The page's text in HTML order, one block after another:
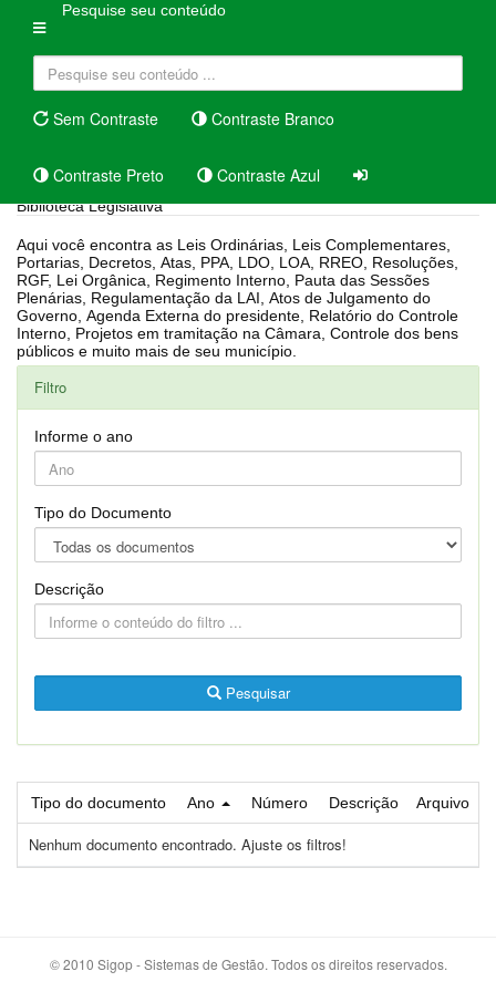
Pesquise seu conteúdo
Sem Contraste Contraste Branco
Contraste Preto Contraste Azul
Biblioteca Legislativa
Aqui você encontra as Leis Ordinárias, Leis Complementares,
Portarias, Decretos, Atas, PPA, LDO, LOA, RREO, Resoluções,
RGF, Lei Orgânica, Regimento Interno, Pauta das Sessões
Plenárias, Regulamentação da LAI, Atos de Julgamento do
Governo, Agenda Externa do presidente, Relatório do Controle
Interno, Projetos em tramitação na Câmara, Controle dos bens
públicos e muito mais de seu município.
Filtro
Informe o ano
Tipo do Documento
Descrição
Pesquisar
Tipo do documento Ano Número Descrição Arquivo
Nenhum documento encontrado. Ajuste os filtros!
© 2010 Sigop - Sistemas de Gestão. Todos os direitos reservados.